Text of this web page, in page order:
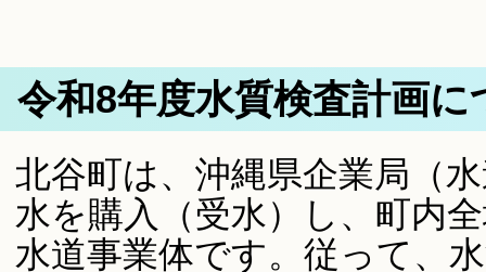
令和8年度水質検査計画に
北谷町は、沖縄県企業局（
水を購入（受水）し、町内
水道事業体です。従って、